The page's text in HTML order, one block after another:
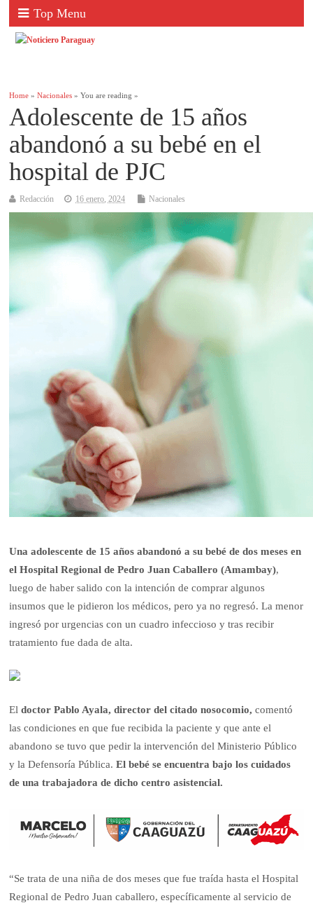
Top Menu
Home »Nacionales » You are reading »
Adolescente de 15 años
abandonó a su bebé en el
hospital de PJC
Redacción 16 enero, 2024 Nacionales
Una adolescente de 15 años abandonó a su bebé de dos meses en
el Hospital Regional de Pedro Juan Caballero (Amambay),
luego de haber salido con la intención de comprar algunos
insumos que le pidieron los médicos, pero ya no regresó. La menor
ingresó por urgencias con un cuadro infeccioso y tras recibir
tratamiento fue dada de alta.
Eldoctor Pablo Ayala, director del citado nosocomio,comentó
las condiciones en que fue recibida la paciente y que ante el
abandono se tuvo que pedir la intervención del Ministerio Público
y la Defensoría Pública.El bebé se encuentra bajo los cuidados
de una trabajadora de dicho centro asistencial.
“Se trata de una niña de dos meses que fue traída hasta el Hospital
Regional de Pedro Juan caballero, específicamente al servicio de